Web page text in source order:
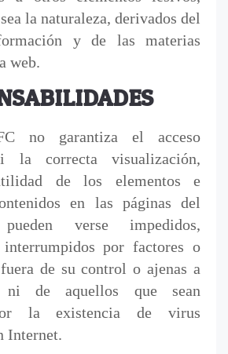
la naturaleza, derivados del
y de las materias
web.
no garantiza el acceso
la correcta visualización,
de los elementos e
en las páginas del
verse impedidos,
por factores o
de su control o ajenas a
ni de aquellos que sean
la existencia de virus
Internet.